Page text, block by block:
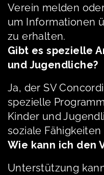
Verein melden
um Informationen
zu erhalten.
Gibt es spezielle
und Jugendliche?
Ja, der SV
spezielle
Kinder und
soziale
Wie kann ich den
Unterstützung